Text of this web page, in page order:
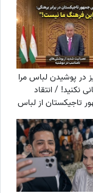
در پوشیدن لباس مرا
نکنید! / انتقاد
تاجیکستان از لباس
این کشور: ناخن‌های
تا زیر زانو یا
معنایی دارد؟